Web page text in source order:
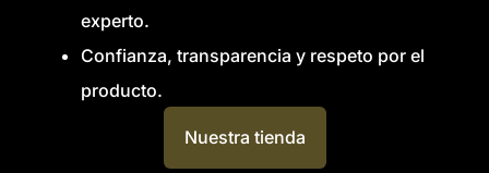
experto.
Confianza, transparencia y respeto por el
producto.
Nuestra tienda